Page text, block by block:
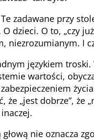
zadawane przy
dzieci. O to, „czy
I
językiem
wartości,
„jest dobrze”, że
nie oznacza